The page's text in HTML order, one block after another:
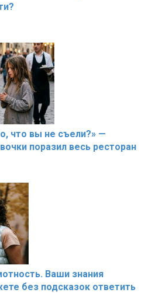
что вы не съели?» —
поразил весь ресторан
Ваши знания
без подсказок ответить